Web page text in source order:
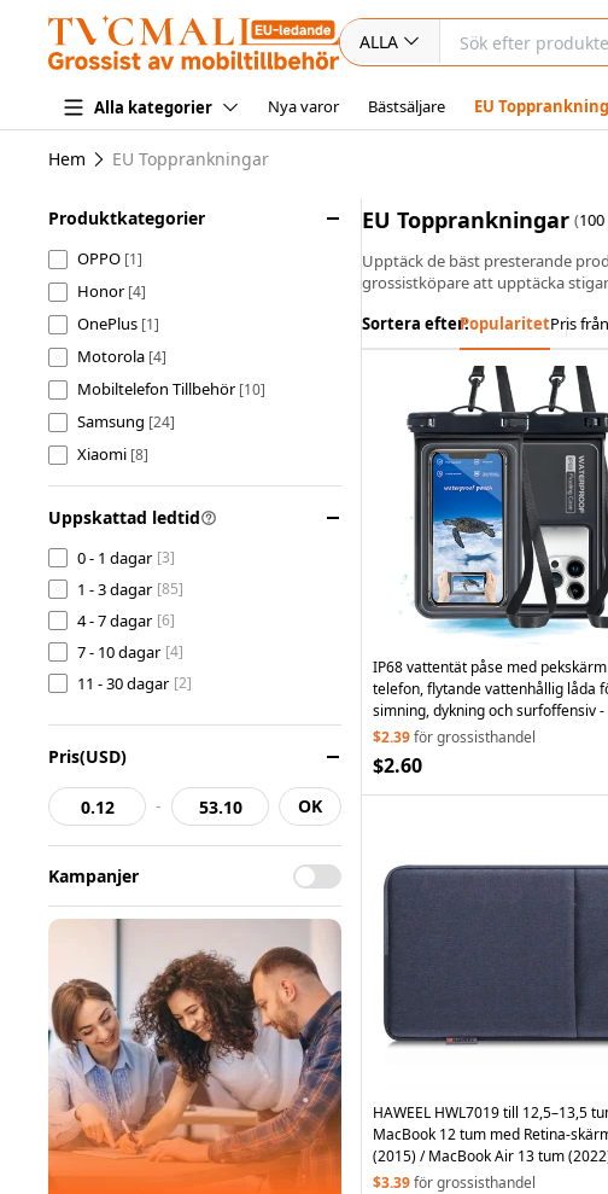
ALLA
Alla kategorier Nya varor Bästsäljare EU
Hem EU Topprankningar
Produktkategorier
OPPO [1]
Honor[4]
OnePlus [1]
Motorola [4]
Mobiltelefon Tillbehör[10]
Samsung [24]
Xiaomi [8]
Huawei[1]
Apple[23]
Mobilskal[5]
Foto & Video[4]
konsumentelektronik
Computer & Networking
Sport och utomhus
Biltillbehör
Uppskattad ledtid
0 - 1 dagar [3]
1 - 3 dagar [85]
4 - 7 dagar [6]
7 - 10 dagar [4]
11 - 30 dagar [2]
Pris(USD)
- OK
Kampanjer
EU Topprankningar (100
Upptäck de bäst presterande
grossistköpare att upptäcka
Sortera efter:PopularitetPris
IP68 vattentät påse med
telefon, flytande vattenhållig låda
simning, dykning och surfoffensiv -
Grå
$2.39för grossisthandel
$2.60
HAWEEL HWL7019 till 12,5–13,5
MacBook 12 tum med Retina-
(2015) / MacBook Air 13 tum
(2020) / (2018) repbeständig
$3.39för grossisthandel